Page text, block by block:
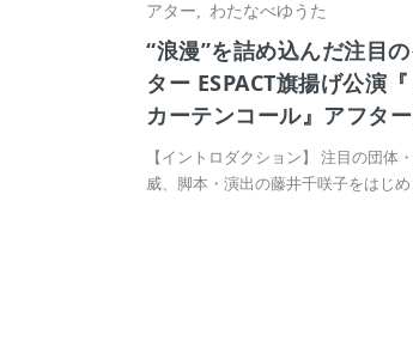
アター
わたなべゆうた
“浪漫”を詰め込んだ注目
ター ESPACT旗揚げ公演
カーテンコール』アフタ
【イントロダクション】 注目の団体
威、脚本・演出の藤井千咲子をはじ